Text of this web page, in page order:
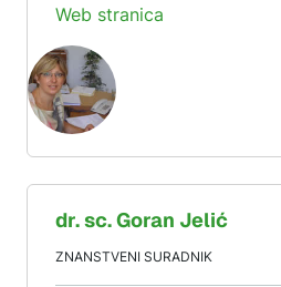
Web stranica
dr. sc.Goran Jelić
ZNANSTVENI SURADNIK